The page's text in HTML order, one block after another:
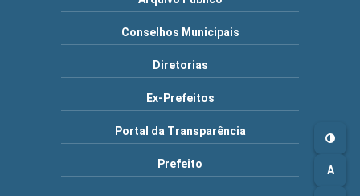
A
Conselhos Municipais
Diretorias
Ex-Prefeitos
Portal da Transparência
Prefeito